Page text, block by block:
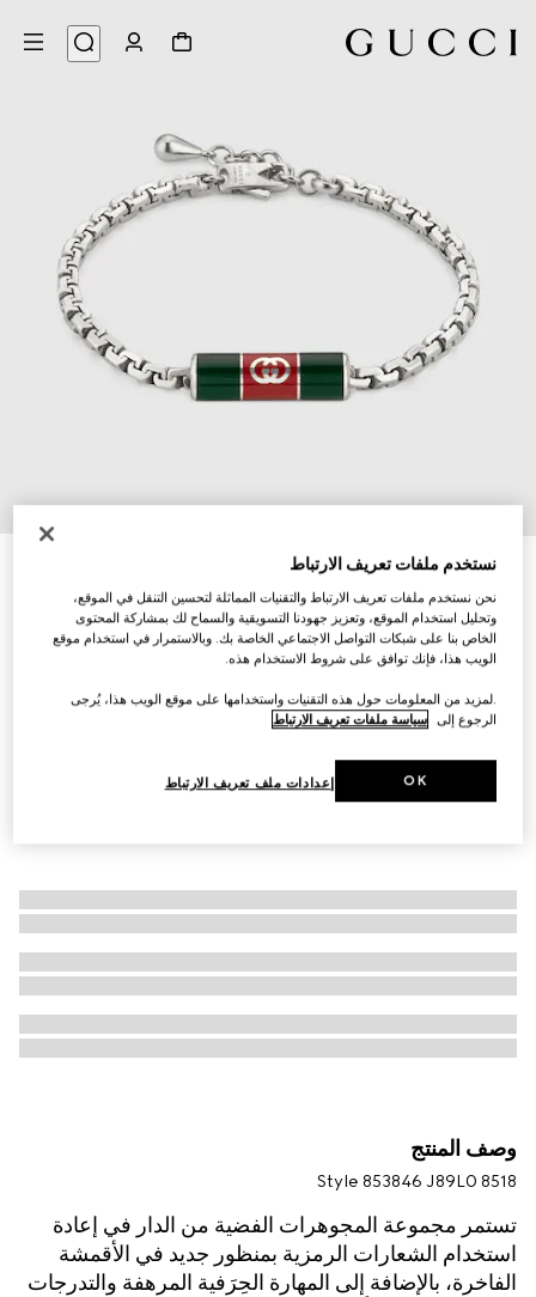
سوار مع تفصيل شريط ويب
SAR 3,000
وصف المنتج
Style ‎853846 J89L0 8518
تستمر مجموعة المجوهرات الفضية من الدار في إعادة
استخدام الشعارات الرمزية بمنظور جديد في الأقمشة
الفاخرة، بالإضافة إلى المهارة الحِرَفية المرهفة والتدرجات
نستخدم ملفات تعريف الارتباط
نحن نستخدم ملفات تعريف الارتباط والتقنيات المماثلة لتحسين التنقل في الموقع،
وتحليل استخدام الموقع، وتعزيز جهودنا التسويقية والسماح لك بمشاركة المحتوى
الخاص بنا على شبكات التواصل الاجتماعي الخاصة بك. وبالاستمرار في استخدام موقع
الويب هذا، فإنك توافق على شروط الاستخدام هذه.
.لمزيد من المعلومات حول هذه التقنيات واستخدامها على موقع الويب هذا، يُرجى
الرجوع إلى سياسة ملفات تعريف الارتباط
إعدادات ملف تعريف الارتباط OK